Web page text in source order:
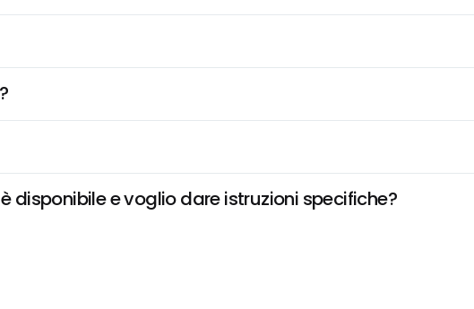
disponibile e voglio dare istruzioni specifiche?